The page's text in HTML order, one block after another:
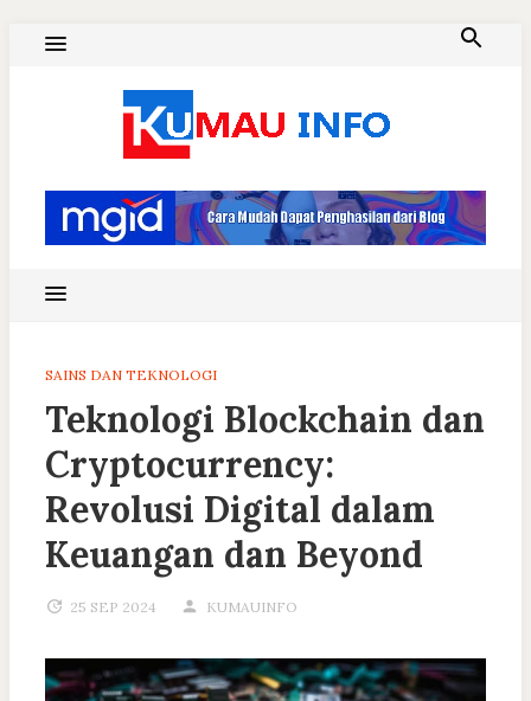
SAINS DAN TEKNOLOGI
Teknologi Blockchain dan
Cryptocurrency:
Revolusi Digital dalam
Keuangan dan Beyond
25 SEP 2024 KUMAUINFO